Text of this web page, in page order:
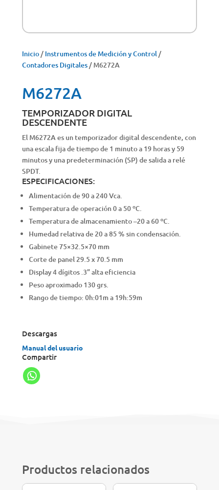
Inicio/ Instrumentos de Medición y Control/
Contadores Digitales/ M6272A
M6272A
TEMPORIZADOR DIGITAL
DESCENDENTE
El M6272A es un temporizador digital descendente, con
una escala fija de tiempo de 1 minuto a 19 horas y 59
minutos y una predeterminación (SP) de salida a relé
SPDT.
ESPECIFICACIONES:
Alimentación de 90 a 240 Vca.
Temperatura de operación 0 a 50 ºC.
Temperatura de almacenamiento –20 a 60 ºC.
Humedad relativa de 20 a 85 % sin condensación.
Gabinete 75×32.5×70 mm
Corte de panel 29.5 x 70.5 mm
Display 4 dígitos .3” alta eficiencia
Peso aproximado 130 grs.
Rango de tiempo: 0h:01m a 19h:59m
Descargas
Manual del usuario
Compartir
Productos relacionados